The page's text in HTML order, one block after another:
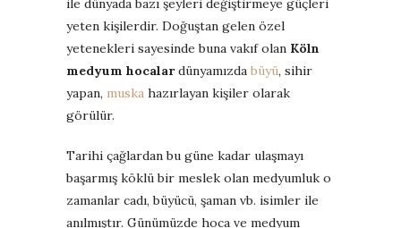
ile dünyada bazı şeyleri değiştirmeye güçleri
yeten kişilerdir. Doğuştan gelen özel
yetenekleri sayesinde buna vakıf olan Köln
medyum hocalardünyamızda büyü, sihir
yapan, muska hazırlayan kişiler olarak
görülür.
Tarihi çağlardan bu güne kadar ulaşmayı
başarmış köklü bir meslek olan medyumluk o
zamanlar cadı, büyücü, şaman vb. isimler ile
anılmıştır. Günümüzde hoca ve medyum